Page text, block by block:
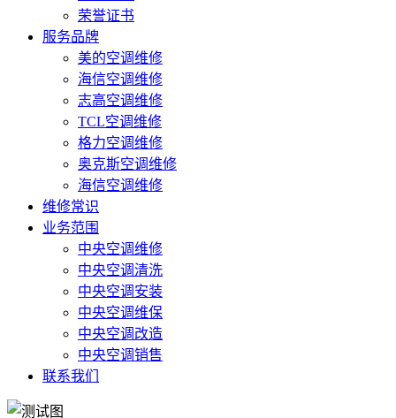
荣誉证书
服务品牌
美的空调维修
海信空调维修
志高空调维修
TCL空调维修
格力空调维修
奥克斯空调维修
海信空调维修
维修常识
业务范围
中央空调维修
中央空调清洗
中央空调安装
中央空调维保
中央空调改造
中央空调销售
联系我们